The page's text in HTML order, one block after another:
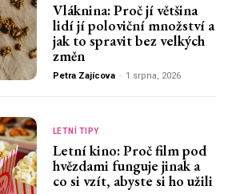
Vláknina: Proč jí většina
lidí jí poloviční množství a
jak to spravit bez velkých
změn
Petra Zajícova - 1 srpna, 2026
LETNÍ TIPY
Letní kino: Proč film pod
hvězdami funguje jinak a
co si vzít, abyste si ho užili